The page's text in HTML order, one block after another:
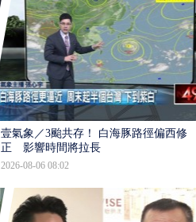
壹氣象／3颱共存！ 白海豚路徑偏西修
正 影響時間將拉長
2026-08-06 08:02